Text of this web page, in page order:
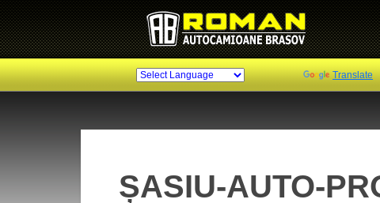
Translate
ȘASIU-AUTO-